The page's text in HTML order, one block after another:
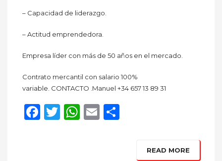
– Capacidad de liderazgo.
– Actitud emprendedora.
Empresa líder con más de 50 años en el mercado.
Contrato mercantil con salario 100%
variable. CONTACTO .Manuel +34 657 13 89 31
Facebook
Twitter
WhatsApp
Email
READ MORE